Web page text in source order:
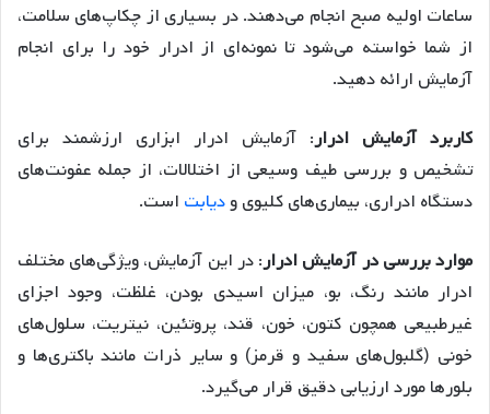
ساعات اولیه صبح انجام می‌دهند. در بسیاری از چکاپ‌های سلامت،
از شما خواسته می‌شود تا نمونه‌ای از ادرار خود را برای انجام
آزمایش ارائه دهید.
کاربرد آزمایش‌ ادرار: آزمایش‌ ادرار ابزاری ارزشمند برای
تشخیص و بررسی طیف وسیعی از اختلالات، از جمله عفونت‌های
دستگاه ادراری، بیماری‌های کلیوی ودیابت است.
موارد بررسی در آزمایش‌ ادرار: در این آزمایش‌، ویژگی‌های مختلف
ادرار مانند رنگ، بو، میزان اسیدی بودن، غلظت، وجود اجزای
غیرطبیعی همچون کتون، خون، قند، پروتئین، نیتریت، سلول‌های
خونی (گلبول‌های سفید و قرمز) و سایر ذرات مانند باکتری‌ها و
بلورها مورد ارزیابی دقیق قرار می‌گیرد.